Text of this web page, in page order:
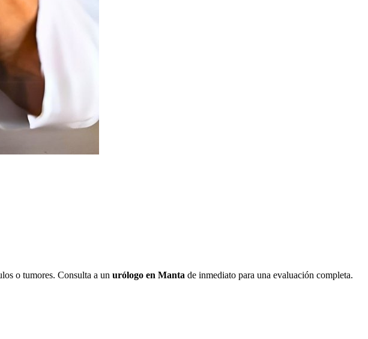
o tumores. Consulta a un urólogo en Manta de inmediato para una evaluación completa.